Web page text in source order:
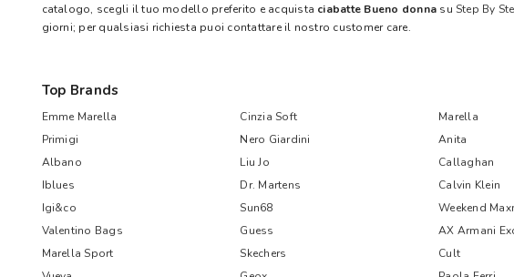
catalogo, scegli il tuo modello preferito e acquista ciabatte Bueno donna suStep By
giorni; per qualsiasi richiesta puoi contattare il nostro customer care.
Top Brands
Emme Marella Cinzia Soft Marella
Primigi
Nero Giardini Anita
Albano
Liu Jo Callaghan
Iblues
Dr. Martens Calvin Klein
Igi&co
Sun68 Weekend
Valentino Bags
Guess AX Armani
Marella Sport
Skechers Cult